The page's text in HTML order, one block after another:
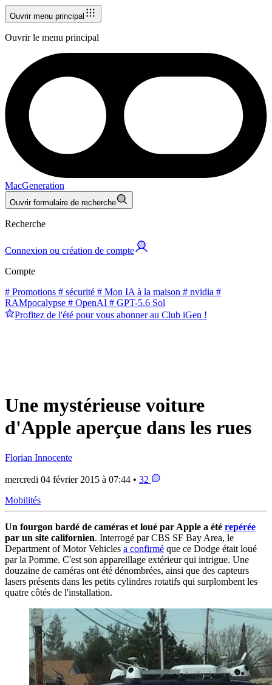
Ouvrir menu principal
Ouvrir le menu principal
MacGeneration
Ouvrir formulaire de recherche
Recherche
Connexion ou création de compte
Compte
# Promotions # sécurité # Mon IA à la maison # nvidia #
RAMpocalypse # OpenAI # GPT-5.6 Sol
Profitez de l'été pour vous abonner au Club iGen !
Une mystérieuse voiture
d'Apple aperçue dans les rues
Florian Innocente
mercredi 04 février 2015 à 07:44 • 32
Mobilités
Un fourgon bardé de caméras et loué par Apple a été repérée
par un site californien. Interrogé par CBS SF Bay Area, le
Department of Motor Vehicles a confirmé que ce Dodge était loué
par la Pomme. C'est son appareillage extérieur qui intrigue. Une
douzaine de caméras ont été dénombrées, ainsi que des capteurs
lasers présents dans les petits cylindres rotatifs qui surplombent les
quatre côtés de l'installation.